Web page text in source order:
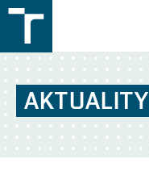
v
Brně
AKTUALITY